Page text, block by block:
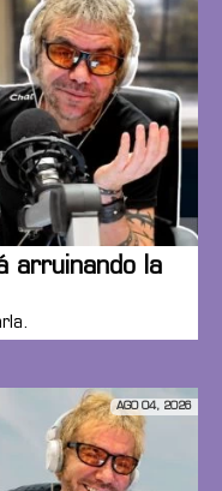
arruinando la
AGO 04, 2026